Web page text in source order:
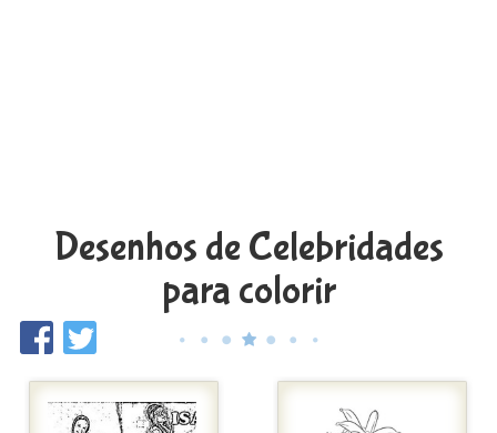
Desenhos de Celebridades
para colorir